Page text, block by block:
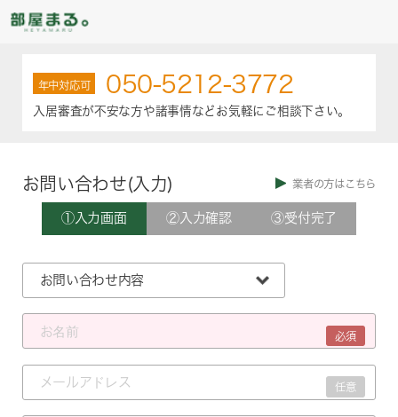
年中対応可 050-5212-3772
入居審査が不安な方や諸事情などお気軽にご相談下さい。
お問い合わせ(入力) 業者の方はこちら
①入力画面 ②入力確認 ③受付完了
必須
任意